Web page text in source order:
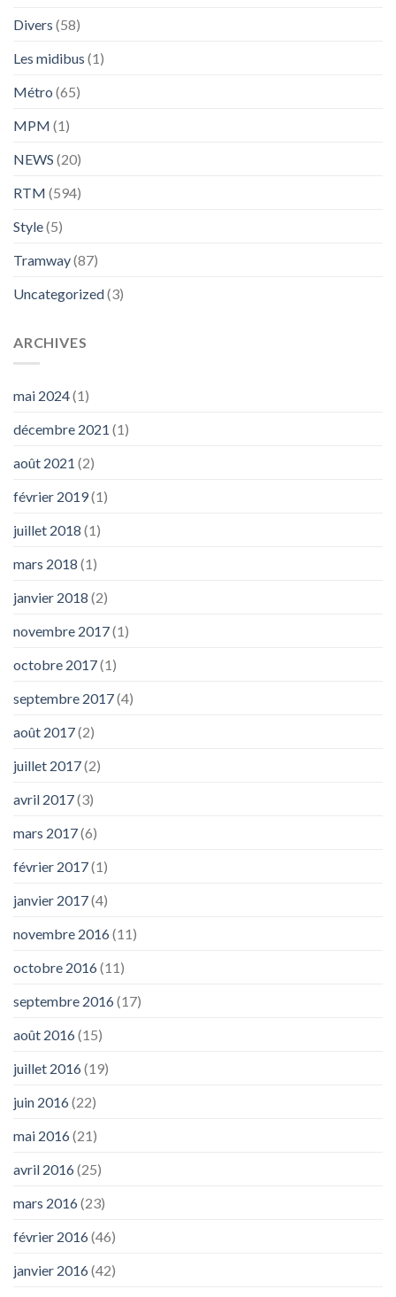
Divers (58)
Les midibus (1)
Métro (65)
MPM (1)
NEWS (20)
RTM (594)
Style(5)
Tramway(87)
Uncategorized(3)
ARCHIVES
mai 2024(1)
décembre 2021 (1)
août 2021 (2)
février 2019(1)
juillet 2018 (1)
mars 2018 (1)
janvier 2018 (2)
novembre 2017(1)
octobre 2017(1)
septembre 2017(4)
août 2017(2)
juillet 2017(2)
avril 2017(3)
mars 2017(6)
février 2017(1)
janvier 2017(4)
novembre 2016(11)
octobre 2016(11)
septembre 2016(17)
août 2016(15)
juillet 2016(19)
juin 2016(22)
mai 2016(21)
avril 2016(25)
mars 2016(23)
février 2016(46)
janvier 2016(42)